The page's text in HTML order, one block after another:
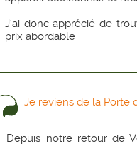
J'ai donc apprécié de
prix abordable
Je reviens de la Porte
Depuis notre retour de